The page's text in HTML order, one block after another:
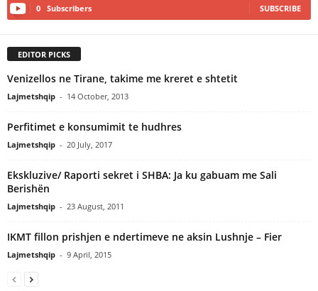
0 Subscribers SUBSCRIBE
EDITOR PICKS
Venizellos ne Tirane, takime me kreret e shtetit
Lajmetshqip - 14 October, 2013
Perfitimet e konsumimit te hudhres
Lajmetshqip - 20 July, 2017
Ekskluzive/ Raporti sekret i SHBA: Ja ku gabuam me Sali
Berishën
Lajmetshqip - 23 August, 2011
IKMT fillon prishjen e ndertimeve ne aksin Lushnje – Fier
Lajmetshqip - 9 April, 2015